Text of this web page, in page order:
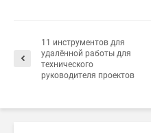
11 инструментов для
удалённой работы для
технического
руководителя проектов